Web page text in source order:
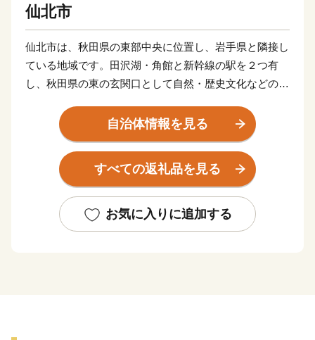
仙北市
仙北市は、秋田県の東部中央に位置し、岩手県と隣接し
ている地域です。田沢湖・角館と新幹線の駅を２つ有
し、秋田県の東の玄関口として自然・歴史文化などの観
本一の田沢湖があり、秋田駒ヶ岳・八幡平に囲まれ、玉
川・乳頭といった温泉郷を有しています。城下町として
栄えた角館地区は「みちのくの小京都」と呼ばれ、武家
屋敷や２ｋｍに及ぶ桜のトンネルが観光客を魅了しま
にふるさと納税制度を通じて仙北市の様々な特産品をご
用意いたしました。是非ご堪能いただきたいと思いま
自治体情報を見る
すべての返礼品を見る
お気に入りに追加する